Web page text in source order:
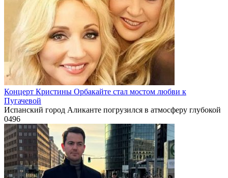
Концерт Кристины Орбакайте стал мостом любви к
Пугачевой
Испанский город Аликанте погрузился в атмосферу глубокой
0496